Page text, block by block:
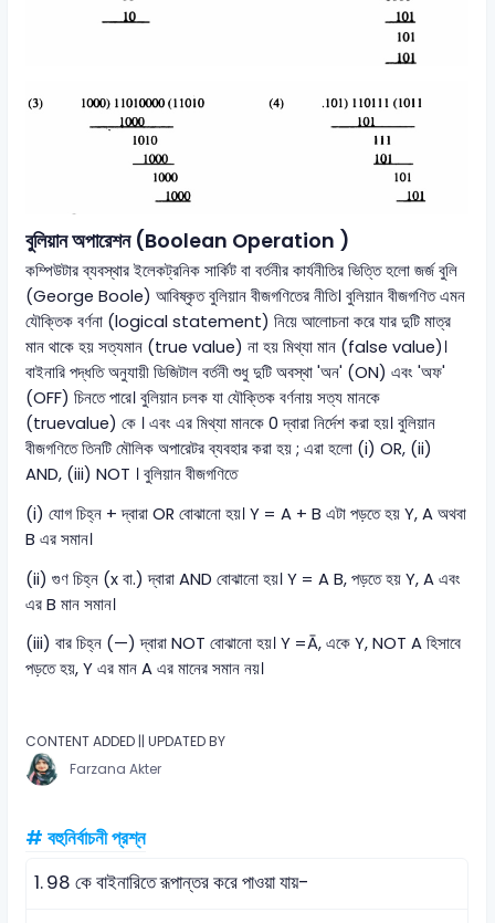
বুলিয়ান অপারেশন (Boolean Operation )
কম্পিউটার ব্যবস্থার ইলেকট্রনিক সার্কিট বা বর্তনীর কার্যনীতির ভিত্তি হলো জর্জ বুলি
(George Boole) আবিষ্কৃত বুলিয়ান বীজগণিতের নীতি। বুলিয়ান বীজগণিত এমন
যৌক্তিক বর্ণনা (logical statement) নিয়ে আলোচনা করে যার দুটি মাত্র
মান থাকে হয় সত্যমান (true value) না হয় মিথ্যা মান (false value)।
বাইনারি পদ্ধতি অনুযায়ী ডিজিটাল বর্তনী শুধু দুটি অবস্থা 'অন' (ON) এবং 'অফ'
(OFF) চিনতে পারে। বুলিয়ান চলক যা যৌক্তিক বর্ণনায় সত্য মানকে
(truevalue) কে । এবং এর মিথ্যা মানকে 0 দ্বারা নির্দেশ করা হয়। বুলিয়ান
বীজগণিতে তিনটি মৌলিক অপারেটর ব্যবহার করা হয় ; এরা হলো (i) OR, (ii)
AND, (iii) NOT । বুলিয়ান বীজগণিতে
(i) যোগ চিহ্ন + দ্বারা OR বোঝানো হয়। Y = A + B এটা পড়তে হয় Y, A অথবা
B এর সমান।
(ii) গুণ চিহ্ন (x বা.) দ্বারা AND বোঝানো হয়। Y = A B, পড়তে হয় Y, A এবং
এর B মান সমান।
(iii) বার চিহ্ন (—) দ্বারা NOT বোঝানো হয়। Y =Ā, একে Y, NOT A হিসাবে
পড়তে হয়, Y এর মান A এর মানের সমান নয়।
CONTENT ADDED || UPDATED BY
Farzana Akter
# বহুনির্বাচনী প্রশ্ন
1.98 কে বাইনারিতে রূপান্তর করে পাওয়া যায়-